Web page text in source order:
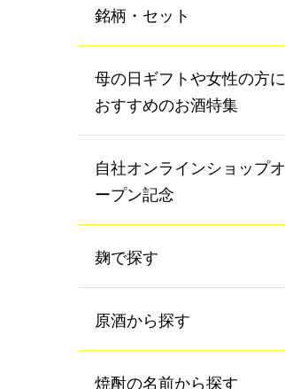
銘柄・セット
母の日ギフトや女性の方に
おすすめのお酒特集
自社オンラインショップオ
ープン記念
麹で探す
原酒から探す
焼酎の名前から探す